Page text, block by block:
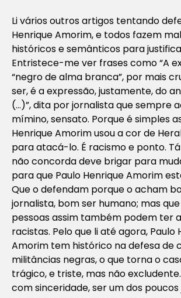
Li vários outros artigos tentando
Henrique Amorim, e todos fazem
históricos e semânticos para
Entristece-me ver frases como“A
“negro de alma branca”, por mais
ser, é a expressão, justamente, do
(…)”,dita por jornalista que sempre
mímino, sensato. Porque é simples
Henrique Amorim usou a cor de
para atacá-lo. É racismo e ponto.
não concorda deve brigar para
para que Paulo Henrique Amorim
Que o defendam porque o acham
jornalista, bom ser humano; mas
pessoas assim também podem ter
racistas. Pelo que li até agora, Paulo
Amorim tem histórico na defesa de
militâncias negras, o que torna o
trágico, e triste, mas não
com sinceridade, ser um dos